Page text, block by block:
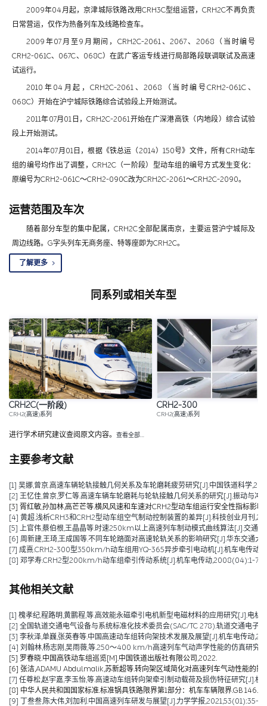
2009年04月起，京津城际铁路改用CRH3C型组运营，CRH2C不再负责
日常营运，仅作为热备列车及线路检查车。
2009年07月至9月期间，CRH2C-2061、2067、2068（当时编号
CRH2-061C、067C、068C）在武广客运专线进行局部路段联调联试及高速
试运行。
2010年04月起，CRH2C-2061、2068（当时编号CRH2-061C、
068C）开始在沪宁城际铁路综合试验段上开始测试。
2011年07月01日，CRH2C-2061开始在广深港高铁（内地段）综合试验
段上开始测试。
2014年07月01日，根据《铁总运（2014）150号》文件，所有CRH动车
组的编号均作出了调整，CRH2C（一阶段）型动车组的编号方式发生变化：
原编号为CRH2-061C～CRH2-090C改为CRH2C-2061～CRH2C-2090。
运营范围及车次
随着部分车型的集中配属，CRH2C全部配属南京，主要运营沪宁城际及
周边线路。G字头列车无商务座、特等座即为CRH2C。
了解更多
同系列或相关车型
CRH2C(一阶段)
CRH2(高速)系列
CRH2-300
CRH2(高速)系列
进行学术研究建议查阅原文内容。 查看全部…
主要参考文献
[1] 吴娜,曾京.高速车辆轮轨接触几何关系及车轮磨耗疲劳研究[J].中国铁道科学
[2] 王忆佳,曾京,罗仁等.高速车辆车轮磨耗与轮轨接触几何关系的研究[J].振动与冲
[3] 胥红敏,孙加林,高芒芒等.横风风速和车速对CRH2型动车组运行安全性指标影
[4] 黄超.浅析CRH3和CRH2型动车组空气制动控制装置的差异[J].科技创业月刊
[5] 上官伟,蔡伯根,王晶晶等.时速250km以上高速列车制动模式曲线算法[J].交通
[6] 周新建,王琦,王成国等.不同车轮踏面对高速轮轨关系的影响研究[J].华东交通大
[7] 成熹.CRH2-300型350km/h动车组用YQ-365异步牵引电动机[J].机车电传动
[8] 邓学寿.CRH2型200km/h动车组牵引传动系统[J].机车电传动,2008(04):1-
其他相关文献
[1] 槐孝纪,程路明,黄鹏程,等.高效能永磁牵引电机新型电磁材料的应用研究[J].电
[2] 全国轨道交通电气设备与系统标准化技术委员会(SAC/TC 278).轨道交通电
[3] 李秋泽,单巍,张英春等.中国高速动车组转向架技术发展及展望[J].机车电传动
[4] 刘翰林,杨志刚,吴雨薇,等.250～400 km/h高速列车气动声学性能的仿真研究
[5] 罗春晓.中国高铁动车组巡览[M].中国铁道出版社有限公司,2022.
[6] 张洁,ADAMU Abdulmalik,苏新超等.转向架区域简化对高速列车气动性能的
[7] 任尊松,赵宇嘉,李玉怡,等.高速动车组转向架牵引制动载荷及损伤特征研究[J].机
[8] 中华人民共和国国家标准.标准锅具铁路限界第1部分：机车车辆限界.GB
[9] 丁叁叁,陈大伟,刘加利.中国高速列车研发与展望[J].力学学报,2021,53(01):35-